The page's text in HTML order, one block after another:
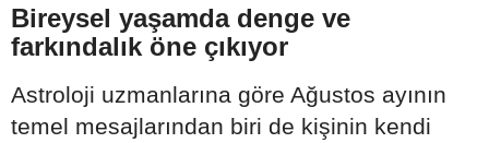
Bireysel yaşamda denge ve
farkındalık öne çıkıyor
Astroloji uzmanlarına göre Ağustos ayının
temel mesajlarından biri de kişinin kendi